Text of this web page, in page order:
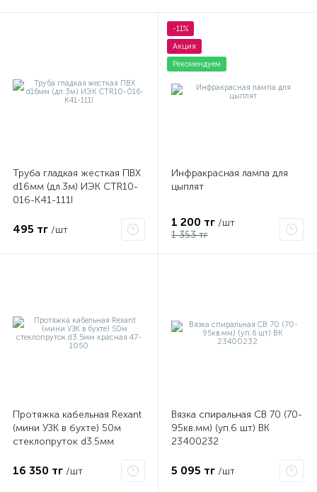
Труба гладкая жесткая ПВХ
d16мм (дл.3м) ИЭК CTR10-
016-K41-111I
495 тг /шт
-11%
Акция
Рекомендуем
Инфракрасная лампа для
цыплят
1 200 тг /шт
1 353 тг
Протяжка кабельная Rexant
(мини УЗК в бухте) 50м
стеклопруток d3.5мм
16 350 тг /шт
Вязка спиральная СВ 70 (70-
95кв.мм) (уп.6 шт) ВК
23400232
5 095 тг /шт